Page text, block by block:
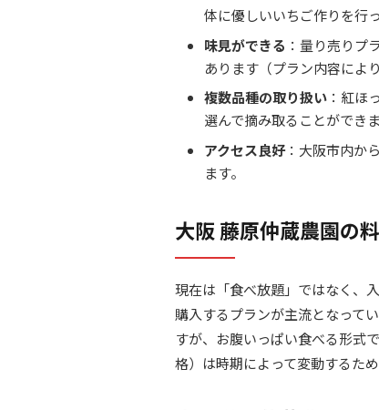
体に優しいいちご作りを行
味見ができる ：量り売りプ
あります（プラン内容によ
複数品種の取り扱い ：紅ほ
選んで摘み取ることができま
アクセス良好：大阪市内か
ます。
大阪 藤原仲蔵農園の
現在は「食べ放題」ではなく、
購入するプランが主流となって
すが、お腹いっぱい食べる形式
格）は時期によって変動するた